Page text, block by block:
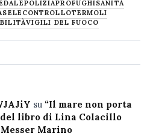
POLIZIAPROFUGHISANITÀ
SELECONTROLLOTERMOLI
VIGILI DEL FUOCO
su “Il mare non porta
libro di Lina Colacillo
Marino